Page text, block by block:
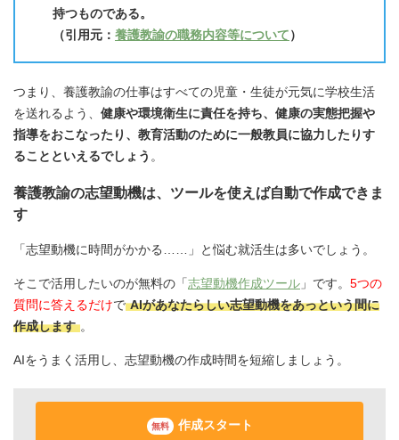
持つものである。
（引用元： 養護教諭の職務内容等について）
つまり、養護教諭の仕事はすべての児童・生徒が元気に学校生活
を送れるよう、 健康や環境衛生に責任を持ち、健康の実態把握や
指導をおこなったり、教育活動のために一般教員に協力したりす
ることといえるでしょう 。
養護教諭の志望動機は、ツールを使えば自動で作成できま
す
「志望動機に時間がかかる……」と悩む就活生は多いでしょう。
そこで活用したいのが無料の「志望動機作成ツール 」です。 5つの
質問に答えるだけで AIがあなたらしい志望動機をあっという間に
作成します 。
AIをうまく活用し、志望動機の作成時間を短縮しましょう。
無料 作成スタート